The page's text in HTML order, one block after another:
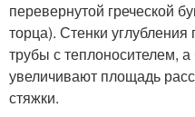
перевернутой греческой
торца). Стенки
трубы с теплоносителем,
увеличивают площадь
стяжки.